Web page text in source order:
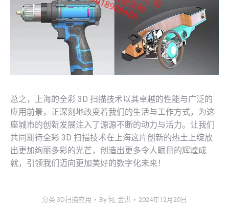
总之，上海的全彩 3D 扫描技术以其卓越的性能与广泛的
应用前景，正深刻地改变着我们的生活与工作方式，为这
座城市的创新发展注入了源源不断的动力与活力。让我们
共同期待全彩 3D 扫描技术在上海这片创新的热土上绽放
出更加绚丽多彩的光芒，创造出更多令人瞩目的辉煌成
就，引领我们迈向更加美好的数字化未来！
分类 3D扫描应用 By何, 金洪 2024年12月20日